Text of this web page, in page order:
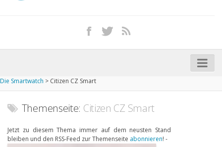
iPhone kaufen
Startseite
Aktuelle Smartwatches im Test
Marken und Modelle
Die Smartwatch > Citizen CZ Smart
Themenseite: Citizen CZ Smart
Jetzt zu diesem Thema immer auf dem neusten Stand
bleiben und den RSS-Feed zur Themenseite abonnieren! -